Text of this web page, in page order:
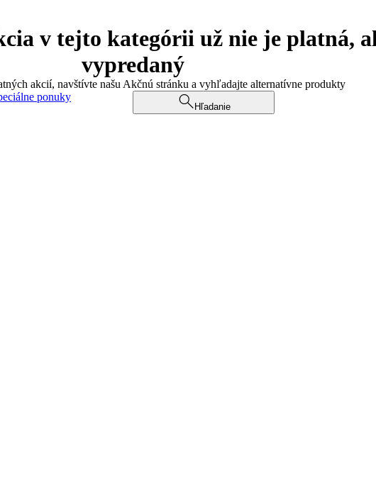
v tejto kategórii už nie je platná,
vypredaný
akcií, navštívte našu Akčnú stránku a vyhľadajte alternatívne produkty
ponuky
Hľadanie